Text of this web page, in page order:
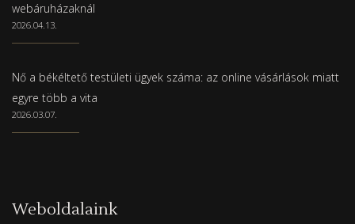
webáruházaknál
2026.04.13.
Nő a békéltető testületi ügyek száma: az online vásárlások miatt
egyre több a vita
2026.03.07.
Weboldalaink